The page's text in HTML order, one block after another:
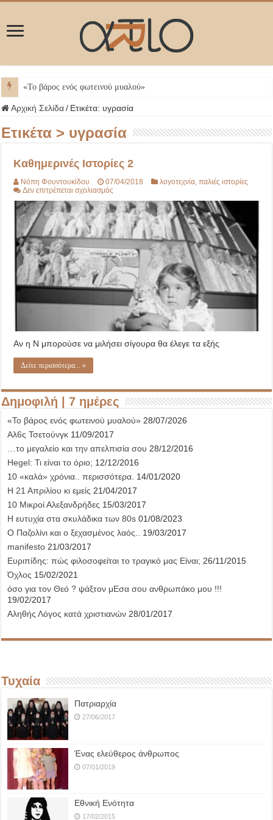
ΜΥΚΟΝ
Αρχική Σελίδα / Ετικέτα: υγρασία
Ετικέτα > υγρασία
Καθημερινές Ιστορίες 2
Νόπη Φουντουκίδου 07/04/2018 λογοτεχνία ,παλιές ιστορίες
Δεν επιτρέπεται σχολιασμός
Ιστορίες
2
Αν η Ν μπορούσε να μιλήσει σίγουρα θα έλεγε τα εξής
Δείτε περισσότερα... »
Δημοφιλή | 7 ημέρες
«Το βάρος ενός φωτεινού μυαλού» 28/07/2026
Αλ6ς Τσετούνγκ 11/09/2017
…το μεγαλείο και την απελπισία σου 28/12/2016
Hegel: Τι είναι το όριο; 12/12/2016
10 «καλά» χρόνια.. περισσότερα. 14/01/2020
Η 21 Απριλίου κι εμείς 21/04/2017
10 Μικροί Αλεξανδρήδες 15/03/2017
Η ευτυχία στα σκυλάδικα των 80s 01/08/2023
Ο Παζολίνι και ο ξεχασμένος λαός.. 19/03/2017
manifesto 21/03/2017
Ευριπίδης: πώς φιλοσοφείται το τραγικό μας Είναι; 26/11/2015
Όχλος 15/02/2021
όσο για τον Θεό ? ψάξτον μΕσα σου ανθρωπάκο μου !!!
19/02/2017
Αληθής Λόγος κατά χριστιανών 28/01/2017
Τυχαία
Πατριαρχία
27/06/2017
Ένας ελεύθερος άνθρωπος
07/01/2019
Εθνική Ενότητα
17/02/2015